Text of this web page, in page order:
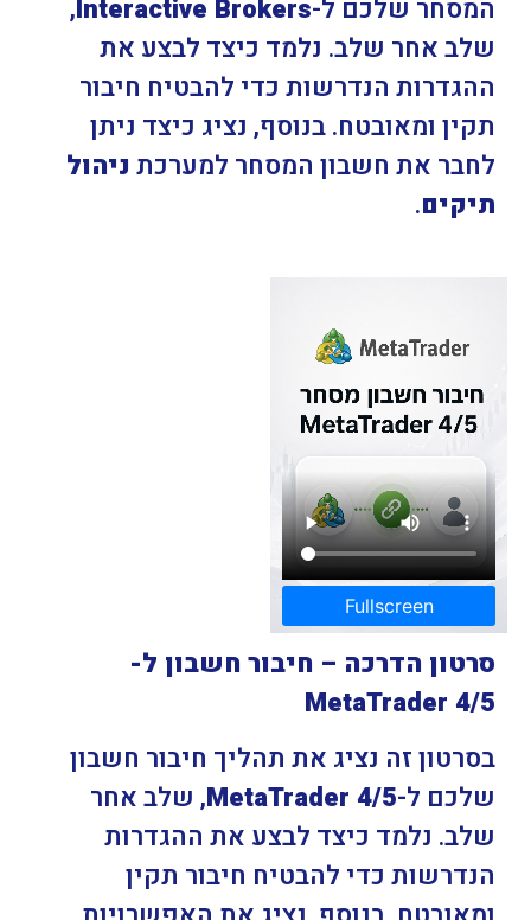
המסחר שלכם ל-Interactive Brokers
,
שלב אחר שלב. נלמד כיצד לבצע את
ההגדרות הנדרשות כדי להבטיח חיבור
תקין ומאובטח. בנוסף, נציג כיצד ניתן
לחבר את חשבון המסחר למערכת ניהול
תיקים.
Fullscreen
סרטון הדרכה – חיבור חשבון ל-
MetaTrader 4/5
בסרטון זה נציג את תהליך חיבור חשבון
שלכם ל-MetaTrader 4/5, שלב אחר
שלב. נלמד כיצד לבצע את ההגדרות
הנדרשות כדי להבטיח חיבור תקין